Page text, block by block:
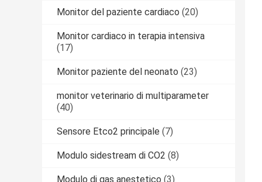
Monitor del paziente cardiaco (20)
Monitor cardiaco in terapia intensiva
(17)
Monitor paziente del neonato (23)
monitor veterinario di multiparameter
(40)
Sensore Etco2 principale (7)
Modulo sidestream di CO2 (8)
Modulo di gas anestetico (3)